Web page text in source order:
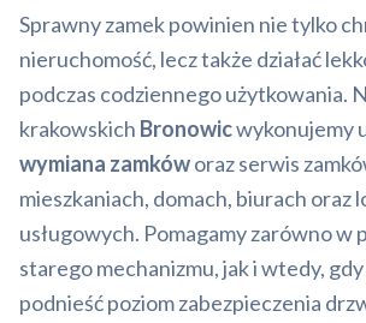
Sprawny zamek powinien nie tylko
nieruchomość, lecz także działać
podczas codziennego użytkowania.
krakowskich Bronowicwykonujemy
wymiana zamkóworaz serwis
mieszkaniach, domach, biurach oraz
usługowych. Pomagamy zarówno w
starego mechanizmu, jak i wtedy,
podnieść poziom zabezpieczenia